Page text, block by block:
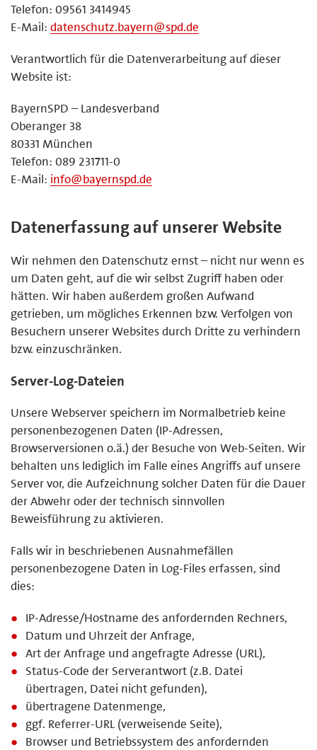
Telefon: 09561 3414945
E-Mail: datenschutz.bayern@spd.de
Verantwortlich für die Datenverarbeitung auf dieser
Website ist:
BayernSPD – Landesverband
Oberanger 38
80331 München
Telefon: 089 231711-0
E-Mail: info@bayernspd.de
Datenerfassung auf unserer Website
Wir nehmen den Datenschutz ernst – nicht nur wenn es
um Daten geht, auf die wir selbst Zugriff haben oder
hätten. Wir haben außerdem großen Aufwand
getrieben, um mögliches Erkennen bzw. Verfolgen von
Besuchern unserer Websites durch Dritte zu verhindern
bzw. einzuschränken.
Server-Log-Dateien
Unsere Webserver speichern im Normalbetrieb keine
personenbezogenen Daten (IP-Adressen,
Browserversionen o.ä.) der Besuche von Web-Seiten. Wir
behalten uns lediglich im Falle eines Angriffs auf unsere
Server vor, die Aufzeichnung solcher Daten für die Dauer
der Abwehr oder der technisch sinnvollen
Beweisführung zu aktivieren.
Falls wir in beschriebenen Ausnahmefällen
personenbezogene Daten in Log-Files erfassen, sind
dies:
IP-Adresse/Hostname des anfordernden Rechners,
Datum und Uhrzeit der Anfrage,
Art der Anfrage und angefragte Adresse (URL),
Status-Code der Serverantwort (z.B. Datei
übertragen, Datei nicht gefunden),
übertragene Datenmenge,
ggf. Referrer-URL (verweisende Seite),
Browser und Betriebssystem des anfordernden